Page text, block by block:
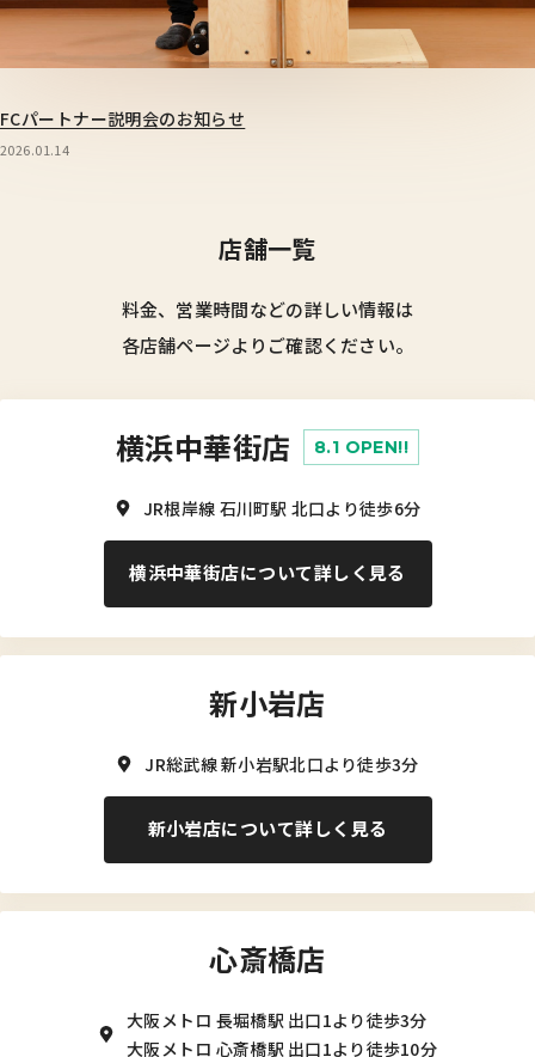
FCパートナー説明会のお知らせ
2026.01.14
店舗一覧
料金、営業時間などの詳しい情報は
各店舗ページよりご確認ください。
横浜中華街店 8.1 OPEN!!
JR根岸線 石川町駅 北口より徒歩6分
横浜中華街店について詳しく見る
新小岩店
JR総武線 新小岩駅北口より徒歩3分
新小岩店について詳しく見る
心斎橋店
大阪メトロ 長堀橋駅 出口1より徒歩3分
大阪メトロ 心斎橋駅 出口1より徒歩10分